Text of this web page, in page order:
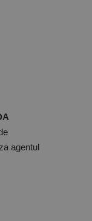
agentul